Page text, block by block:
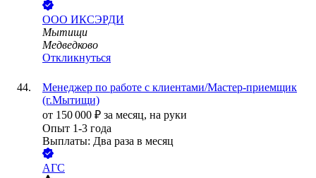
ООО ИКСЭРДИ
Мытищи
Медведково
Откликнуться
Менеджер по работе с клиентами/Мастер-приемщик
(г.Мытищи)
от 150 000 ₽ за месяц, на руки
Опыт 1-3 года
Выплаты: Два раза в месяц
АГС